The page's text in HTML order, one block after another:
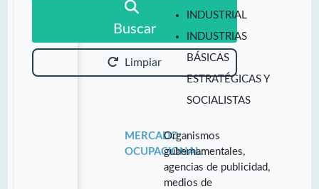
Buscar
Limpiar
INDUSTRIAL
INDUSTRIAS
BÁSICAS
ESTRATÉGICAS Y
SOCIALISTAS
MERCADO
OCUPACIONAL:
Organismos
gubernamentales,
agencias de publicidad,
medios de